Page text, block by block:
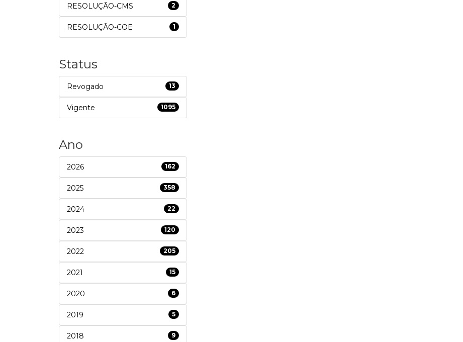
RESOLUÇÃO-CMS 2
RESOLUÇÃO-COE 1
Status
Revogado 13
Vigente 1095
Ano
2026 162
2025 358
2024 22
2023 120
2022 205
2021 15
2020 6
2019 5
2018 9